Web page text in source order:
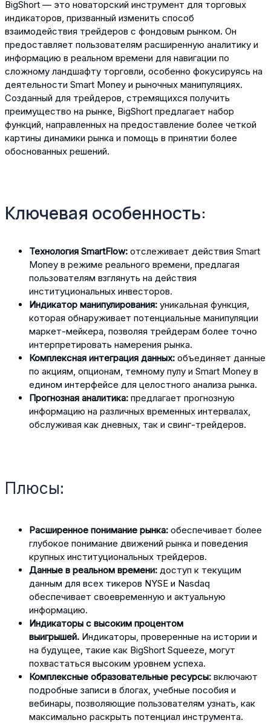
BigShort — это новаторский инструмент для торговых
индикаторов, призванный изменить способ
взаимодействия трейдеров с фондовым рынком. Он
предоставляет пользователям расширенную аналитику и
информацию в реальном времени для навигации по
сложному ландшафту торговли, особенно фокусируясь на
деятельности Smart Money и рыночных манипуляциях.
Созданный для трейдеров, стремящихся получить
преимущество на рынке, BigShort предлагает набор
функций, направленных на предоставление более четкой
картины динамики рынка и помощь в принятии более
обоснованных решений.
Ключевая особенность:
Технология SmartFlow: отслеживает действия Smart
Money в режиме реального времени, предлагая
пользователям взглянуть на действия
институциональных инвесторов.
Индикатор манипулирования: уникальная функция,
которая обнаруживает потенциальные манипуляции
маркет-мейкера, позволяя трейдерам более точно
интерпретировать намерения рынка.
Комплексная интеграция данных: объединяет данные
по акциям, опционам, темному пулу и Smart Money в
едином интерфейсе для целостного анализа рынка.
Прогнозная аналитика: предлагает прогнозную
информацию на различных временных интервалах,
обслуживая как дневных, так и свинг-трейдеров.
Плюсы:
Расширенное понимание рынка: обеспечивает более
глубокое понимание движений рынка и поведения
крупных институциональных трейдеров.
Данные в реальном времени: доступ к текущим
данным для всех тикеров NYSE и Nasdaq
обеспечивает своевременную и актуальную
информацию.
Индикаторы с высоким процентом
выигрышей. Индикаторы, проверенные на истории и
на будущее, такие как BigShort Squeeze, могут
похвастаться высоким уровнем успеха.
Комплексные образовательные ресурсы: включают
подробные записи в блогах, учебные пособия и
вебинары, позволяющие пользователям узнать, как
максимально раскрыть потенциал инструмента.